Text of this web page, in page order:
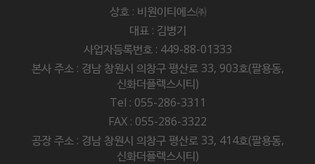
상호 : 비원이티에스㈜
대표 : 김병기
사업자등록번호 : 449-88-01333
본사 주소 : 경남 창원시 의창구 평산로 33, 903호(팔용동,
신화더플렉스시티)
Tel : 055-286-3311
FAX : 055-286-3322
공장 주소 : 경남 창원시 의창구 평산로 33, 414호(팔용동,
신화더플렉스시티)